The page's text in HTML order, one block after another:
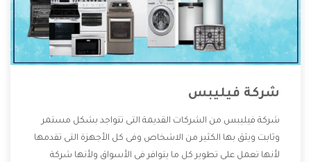
شركة فيليبس
شركة فيليبس من الشركات القديمة التى تتواجد بشكل مستمر
وثابت ويثق بها الكثير من الاشخاص وفى كل الأجهزة التى تقدمها
لأنها تعمل على تطوير كل ما يتوافر فى الأسواق ولأنها شركة